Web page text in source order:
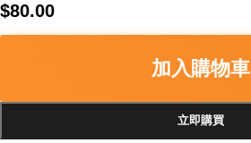
$80.00
加入購物車
立即購買